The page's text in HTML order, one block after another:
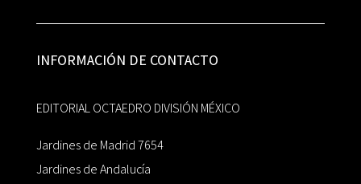
INFORMACIÓN DE CONTACTO
EDITORIAL OCTAEDRO DIVISIÓN MÉXICO
Jardines de Madrid 7654
Jardines de Andalucía